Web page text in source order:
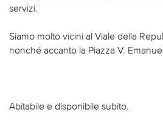
servizi.
Siamo molto vicini al Viale della
nonché accanto la Piazza V.
Abitabile e disponibile subito.